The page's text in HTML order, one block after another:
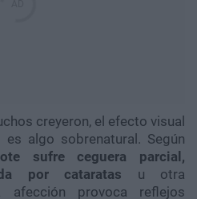
creyeron, el efecto visual
algo sobrenatural. Según
sufre ceguera parcial,
por cataratas u otra
afección provoca reflejos